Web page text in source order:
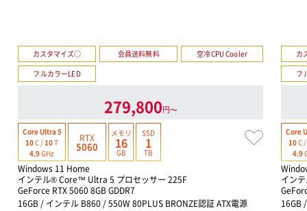
カスタマイズ○ 会員送料無料
空冷CPU Cooler
フルカラーLED
279,800円〜
Core Ultra 5
10C /10T
4.9GHz
RTX
5060
メモリ
16
GB
SSD
1
TB
Windows 11 Home
インテル® Core™ Ultra 5 プロセッサー 225F
GeForce RTX 5060 8GB GDDR7
16GB / インテル B860 / 550W 80PLUS BRONZE認証 ATX電源
カ
フ
Core
10C /
4.9
イン
16GB